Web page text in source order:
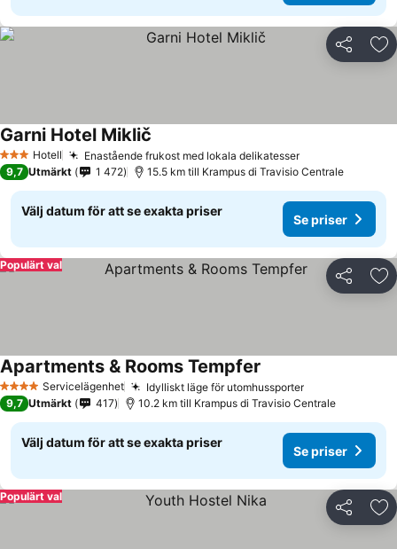
Dela
3 StjärnorHotell Enastående frukost med lokala delikatesserSe priser
Garni Hotel Miklič
9,7 Utmärkt 1 472 15.5 km till Krampus di Travisio Centrale
Välj datum för att se exakta priser
Se priser
Dela
Populärt val
4 StjärnorServicelägenhet Idylliskt läge för utomhussporterSe priser
Apartments & Rooms Tempfer
9,7 Utmärkt 417 10.2 km till Krampus di Travisio Centrale
Välj datum för att se exakta priser
Se priser
Dela
Populärt val